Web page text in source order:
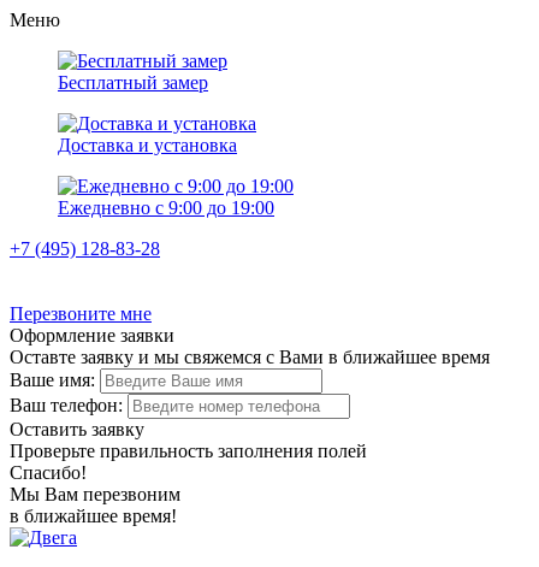
Меню
Бесплатный замер
Доставка и установка
Ежедневно с 9:00 до 19:00
+7 (495) 128-83-28
Перезвоните мне
Оформление заявки
Оставте заявку и мы свяжемся с Вами в ближайшее время
Ваше имя:
Ваш телефон:
Оставить заявку
Проверьте правильность заполнения полей
Спасибо!
Мы Вам перезвоним
в ближайшее время!